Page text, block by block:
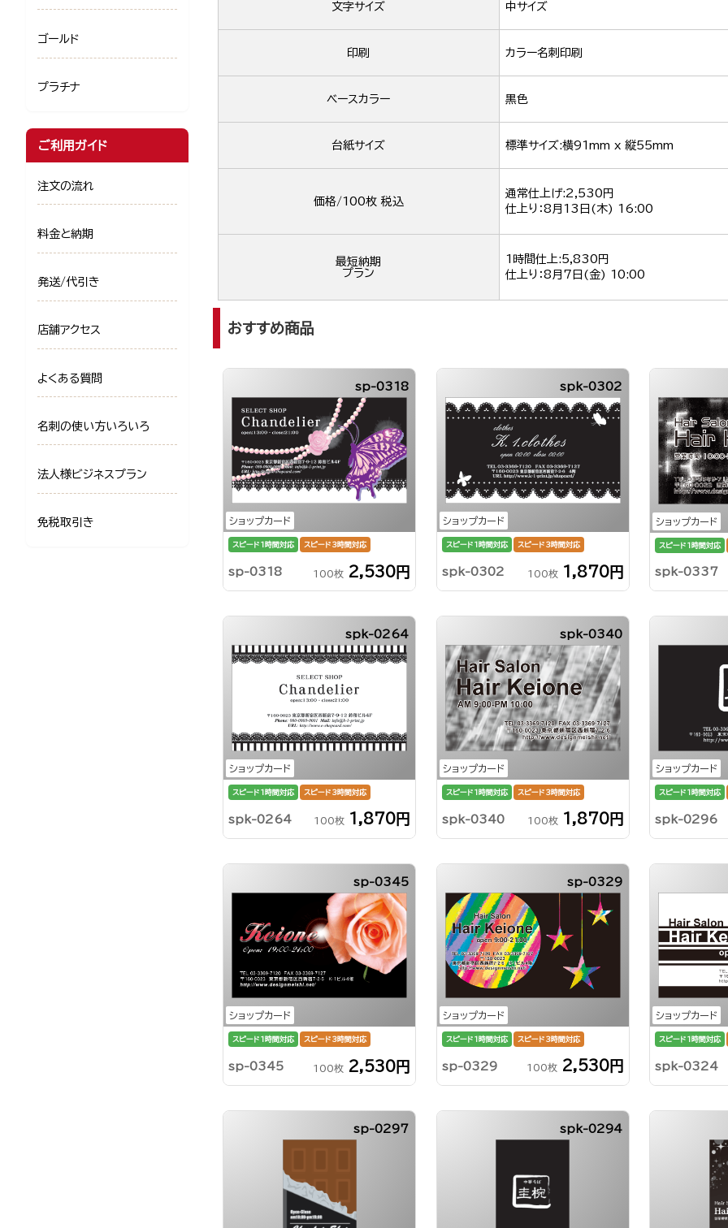
文字サイズ 中サイズ
印刷 カラー名刺印刷
ベースカラー 黒色
台紙サイズ 標準サイズ:横91mm x 縦55mm
価格/100枚 税込
通常仕上げ:2,530円
仕上り：8月13日(木) 16:00
最短納期
プラン
1時間仕上:5,830円
仕上り：8月7日(金) 10:00
おすすめ商品
ショップカード
sp-0318
スピード1時間対応 スピード3時間対応
sp-0318 100枚 2,530円
ショップカード
spk-0302
スピード1時間対応 スピード3時間対応
spk-0302 100枚 1,870円
ショップカード
スピード1時間対応
spk-0337
ショップカード
spk-0264
スピード1時間対応 スピード3時間対応
spk-0264 100枚 1,870円
ショップカード
spk-0340
スピード1時間対応 スピード3時間対応
spk-0340 100枚 1,870円
ショップカード
スピード1時間対応
spk-0296
ショップカード
sp-0345
スピード1時間対応 スピード3時間対応
sp-0345 100枚 2,530円
ショップカード
sp-0329
スピード1時間対応 スピード3時間対応
sp-0329 100枚 2,530円
ショップカード
スピード1時間対応
spk-0324
sp-0297 spk-0294
ゴールド
プラチナ
ご利用ガイド
注文の流れ
料金と納期
発送/代引き
店舗アクセス
よくある質問
名刺の使い方いろいろ
法人様ビジネスプラン
免税取引き